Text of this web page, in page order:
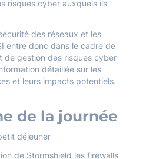
risques cyber auxquels ils
des réseaux et les
entre donc dans le cadre de
de gestion des risques cyber
détaillée sur les
et leurs impacts potentiels.
de la journée
déjeuner
de Stormshield les firewalls